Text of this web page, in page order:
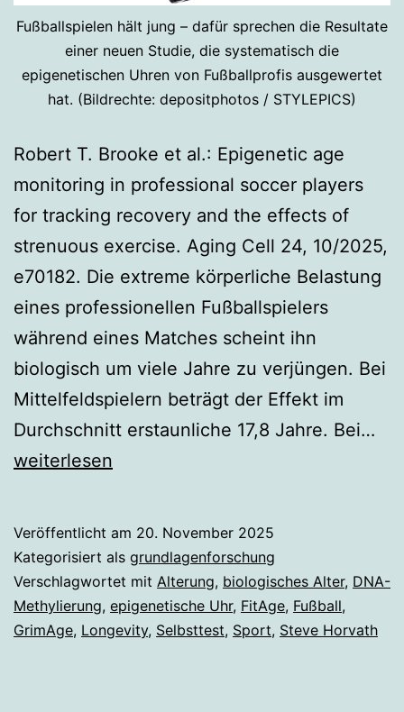
Fußballspielen hält jung – dafür sprechen die Resultate
einer neuen Studie, die systematisch die
epigenetischen Uhren von Fußballprofis ausgewertet
hat. (Bildrechte: depositphotos / STYLEPICS)
Robert T. Brooke et al.: Epigenetic age
monitoring in professional soccer players
for tracking recovery and the effects of
strenuous exercise. Aging Cell 24, 10/2025,
e70182. Die extreme körperliche Belastung
eines professionellen Fußballspielers
während eines Matches scheint ihn
biologisch um viele Jahre zu verjüngen. Bei
Mittelfeldspielern beträgt der Effekt im
Durchschnitt erstaunliche 17,8 Jahre. Bei…
weiterlesen
Veröffentlicht am 20. November 2025
Kategorisiert als grundlagenforschung
Verschlagwortet mit Alterung, biologisches Alter, DNA-
Methylierung, epigenetische Uhr, FitAge, Fußball,
GrimAge, Longevity, Selbsttest, Sport, Steve Horvath